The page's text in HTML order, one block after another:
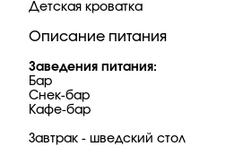
Детская кроватка
Описание питания
Заведения питания:
Бар
Снек-бар
Кафе-бар
Завтрак - шведский стол